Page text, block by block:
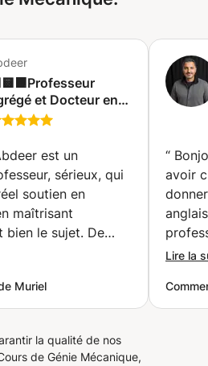
et Docteur en
mécanique
de l'ingénieur
CPGE bac S
est un
sérieux, qui
soutien en
maîtrisant
bien le sujet. De
flexible et
recommande
Muriel
“
avoir
devenue
Lire la
la qualité de nos
de Génie Mécanique,